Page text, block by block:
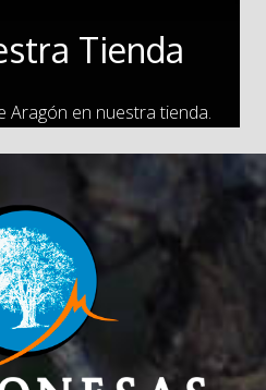
Tienda
Aragón en nuestra tienda.